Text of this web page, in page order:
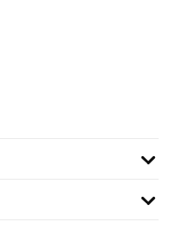
de mettre des aimants ou
21/07/2025